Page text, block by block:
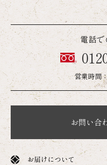
電話
営業時間
お問い合
お届けについて